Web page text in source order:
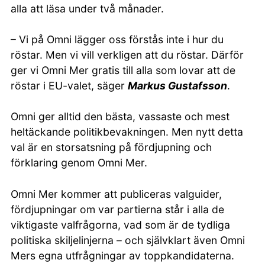
alla att läsa under två månader.
– Vi på Omni lägger oss förstås inte i hur du
röstar. Men vi vill verkligen att du röstar. Därför
ger vi Omni Mer gratis till alla som lovar att de
röstar i EU-valet, säger Markus Gustafsson.
Omni ger alltid den bästa, vassaste och mest
heltäckande politikbevakningen. Men nytt detta
val är en storsatsning på fördjupning och
förklaring genom Omni Mer.
Omni Mer kommer att publiceras valguider,
fördjupningar om var partierna står i alla de
viktigaste valfrågorna, vad som är de tydliga
politiska skiljelinjerna – och självklart även Omni
Mers egna utfrågningar av toppkandidaterna.